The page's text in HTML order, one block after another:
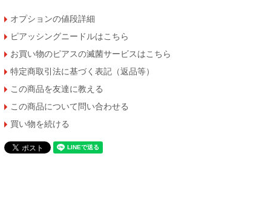
オプションの値段詳細
ピアッシングニードルはこちら
お買い物のピアスの滅菌サービスはこちら
特定商取引法に基づく表記（返品等）
この商品を友達に教える
この商品について問い合わせる
買い物を続ける